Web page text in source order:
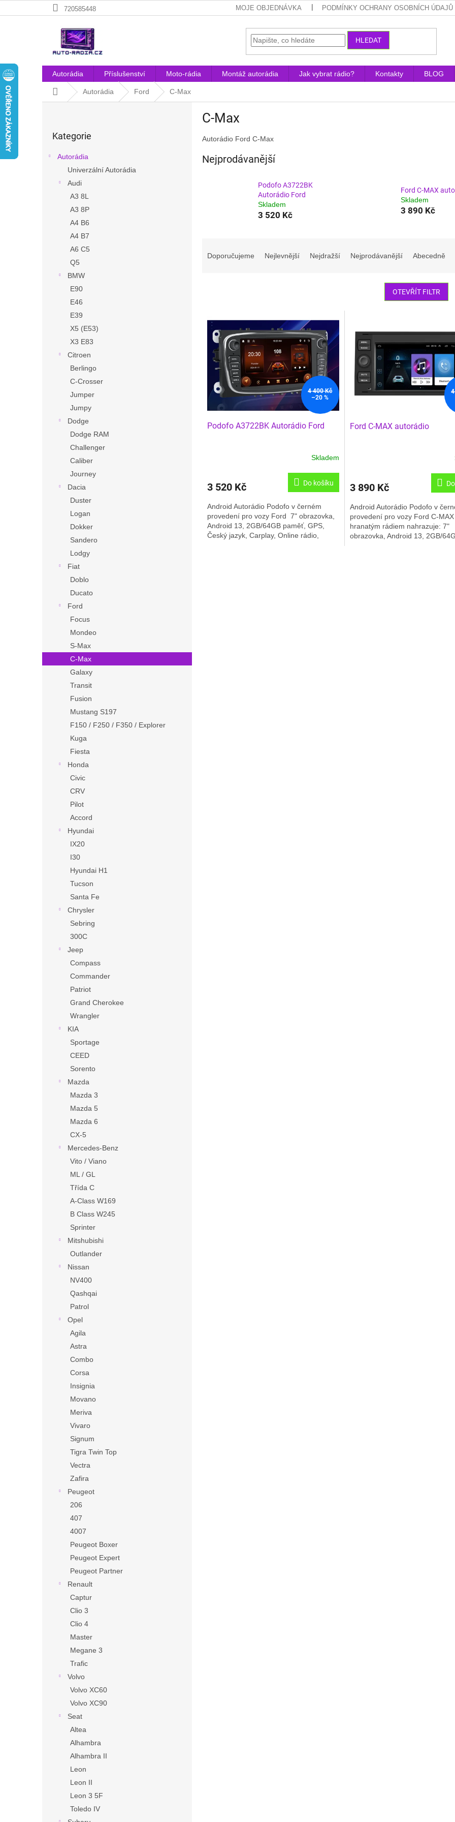
na
720585448 MOJE OBJEDNÁVKA PODMÍNKY OCHRANY OSOBNÍCH ÚDAJŮ
HLEDAT
Autorádia Příslušenství Moto-rádia Montáž autorádia Jak vybrat rádio? Kontakty BLOG
Domů Autorádia Ford C-Max
kategorie
Kategorie
Autorádia
Univerzální Autorádia
Audi
A3 8L
A3 8P
A4 B6
A4 B7
A6 C5
Q5
BMW
E90
E46
E39
X5 (E53)
X3 E83
Citroen
Berlingo
C-Crosser
Jumper
Jumpy
Dodge
Dodge RAM
Challenger
Caliber
Journey
Dacia
Duster
Logan
Dokker
Sandero
Lodgy
Fiat
Doblo
Ducato
Ford
Focus
Mondeo
S-Max
C-Max
Galaxy
Transit
Fusion
Mustang S197
F150 / F250 / F350 / Explorer
Kuga
Fiesta
Honda
Civic
CRV
Pilot
Accord
Hyundai
IX20
I30
Hyundai H1
Tucson
Santa Fe
Chrysler
Sebring
300C
Jeep
Compass
Commander
Patriot
Grand Cherokee
Wrangler
KIA
Sportage
CEED
Sorento
Mazda
Mazda 3
Mazda 5
Mazda 6
CX-5
Mercedes-Benz
Vito / Viano
ML / GL
Třída C
A-Class W169
B Class W245
Sprinter
Mitshubishi
Outlander
Nissan
NV400
Qashqai
Patrol
Opel
Agila
Astra
Combo
Corsa
Insignia
Movano
Meriva
Vivaro
Signum
Tigra Twin Top
Vectra
Zafira
Peugeot
206
407
4007
Peugeot Boxer
Peugeot Expert
Peugeot Partner
Renault
Captur
Clio 3
Clio 4
Master
Megane 3
Trafic
Volvo
Volvo XC60
Volvo XC90
Seat
Altea
Alhambra
Alhambra II
Leon
Leon II
Leon 3 5F
Toledo IV
C-Max
Autorádio Ford C-Max
Nejprodávanější
Podofo A3722BK
Autorádio Ford
Skladem
3 520 Kč
Ford C-MAX
Skladem
3 890 Kč
Doporučujeme Nejlevnější Nejdražší Nejprodávanější Abecedně
OTEVŘÍT FILTR
4 400 Kč
–20 %
Podofo A3722BK Autorádio Ford
Skladem
3 520 Kč Do košíku
Android Autorádio Podofo v černém
provedení pro vozy Ford 7" obrazovka,
Android 13, 2GB/64GB paměť, GPS,
Český jazyk, Carplay, Online rádio,
Ford C-MAX autorádio
3 890 Kč
Android Autorádio Podofo v
provedení pro vozy Ford C-
hranatým rádiem nahrazuje: 7"
obrazovka, Android 13, 2GB/